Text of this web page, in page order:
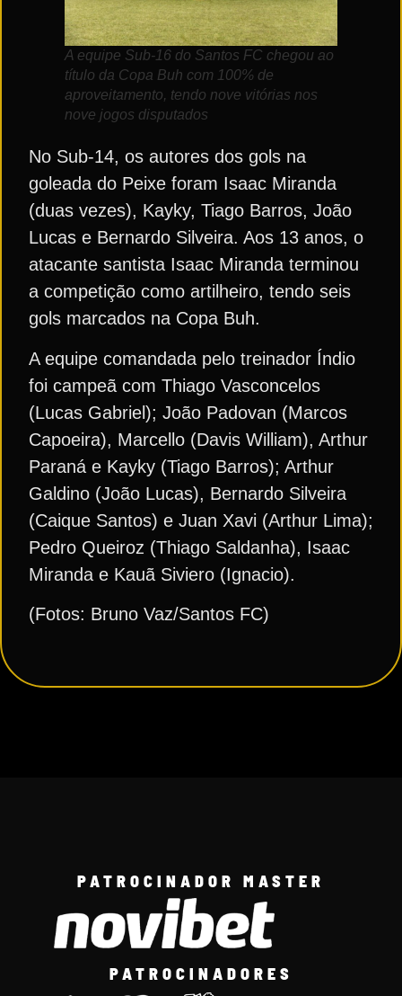
A equipe Sub-16 do Santos FC chegou ao
título da Copa Buh com 100% de
aproveitamento, tendo nove vitórias nos
nove jogos disputados
No Sub-14, os autores dos gols na
goleada do Peixe foram Isaac Miranda
(duas vezes), Kayky, Tiago Barros, João
Lucas e Bernardo Silveira. Aos 13 anos, o
atacante santista Isaac Miranda terminou
a competição como artilheiro, tendo seis
gols marcados na Copa Buh.
A equipe comandada pelo treinador Índio
foi campeã com Thiago Vasconcelos
(Lucas Gabriel); João Padovan (Marcos
Capoeira), Marcello (Davis William), Arthur
Paraná e Kayky (Tiago Barros); Arthur
Galdino (João Lucas), Bernardo Silveira
(Caique Santos) e Juan Xavi (Arthur Lima);
Pedro Queiroz (Thiago Saldanha), Isaac
Miranda e Kauã Siviero (Ignacio).
(Fotos: Bruno Vaz/Santos FC)
PATROCINADOR MASTER
PATROCINADORES